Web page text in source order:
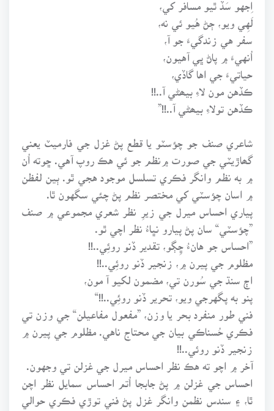
اِجهو سَڏ ٿيو مسافر کي،
لَهِي ويو، ڄڻ هُيو ئي نه،
سفر هي زندگيءَ جو آ،
اُنهيءَ ۾ پاڻ ڀي آهيون،
حياتيءَ جي اها گاڏي،
ڪڏهن مون لاءِ بيھڻي آ..!!
ڪڏهن تولاءِ بيھڻي آ..!!”
شاعري صنف جو چؤسٽو يا قطع پڻ غزل جي فارميٽ يعني
گھاڙيٽي جي صورت ۾نظم جو ئي هڪ روپ آهي. ڇوته اُن
۾ به نظم وانگر فڪري تسلسل موجود هجي ٿو. ٻين لفظن
۾ اسان چؤسٽي کي مختصر نظم پڻ چئي سگهون ٿا.
پياري احساس ميرل جي زيرِ نظر شعري مجموعي ۾ صنف
”چؤسٽي“ سان پڻ پيارو نڀاءُ نظر اچي ٿو.
”احساس جو هانءُ ڇِڳو، تقدير ڏنو روئِي..!!
مظلوم جي پيرن ۾، زنجير ڏنو روئِي..!!
اڄ سنڌ جي سُورن تي، مضمون لکيو آ مون،
پنو به پگهرجي ويو، تحرير ڏنو روئِي..!!“
فني طور منفرد بحر يا وزن، ”مفعول مفاعيلن“ جي وزن تي
فڪري حُسناڪي بيان جي محتاج ناهي. مظلوم جي پيرن ۾
زنجير ڏنو روئي..!!
آخر ۾ اچو ته هڪ نظر احساس ميرل جي غزلن تي وجهون.
احساس جي غزلن ۾ پڻ جابجا اُتم احساس سمايل نظر اچن
ٿا، ۽ سندس نظمن وانگر غزل پڻ فني توڙي فڪري حوالي